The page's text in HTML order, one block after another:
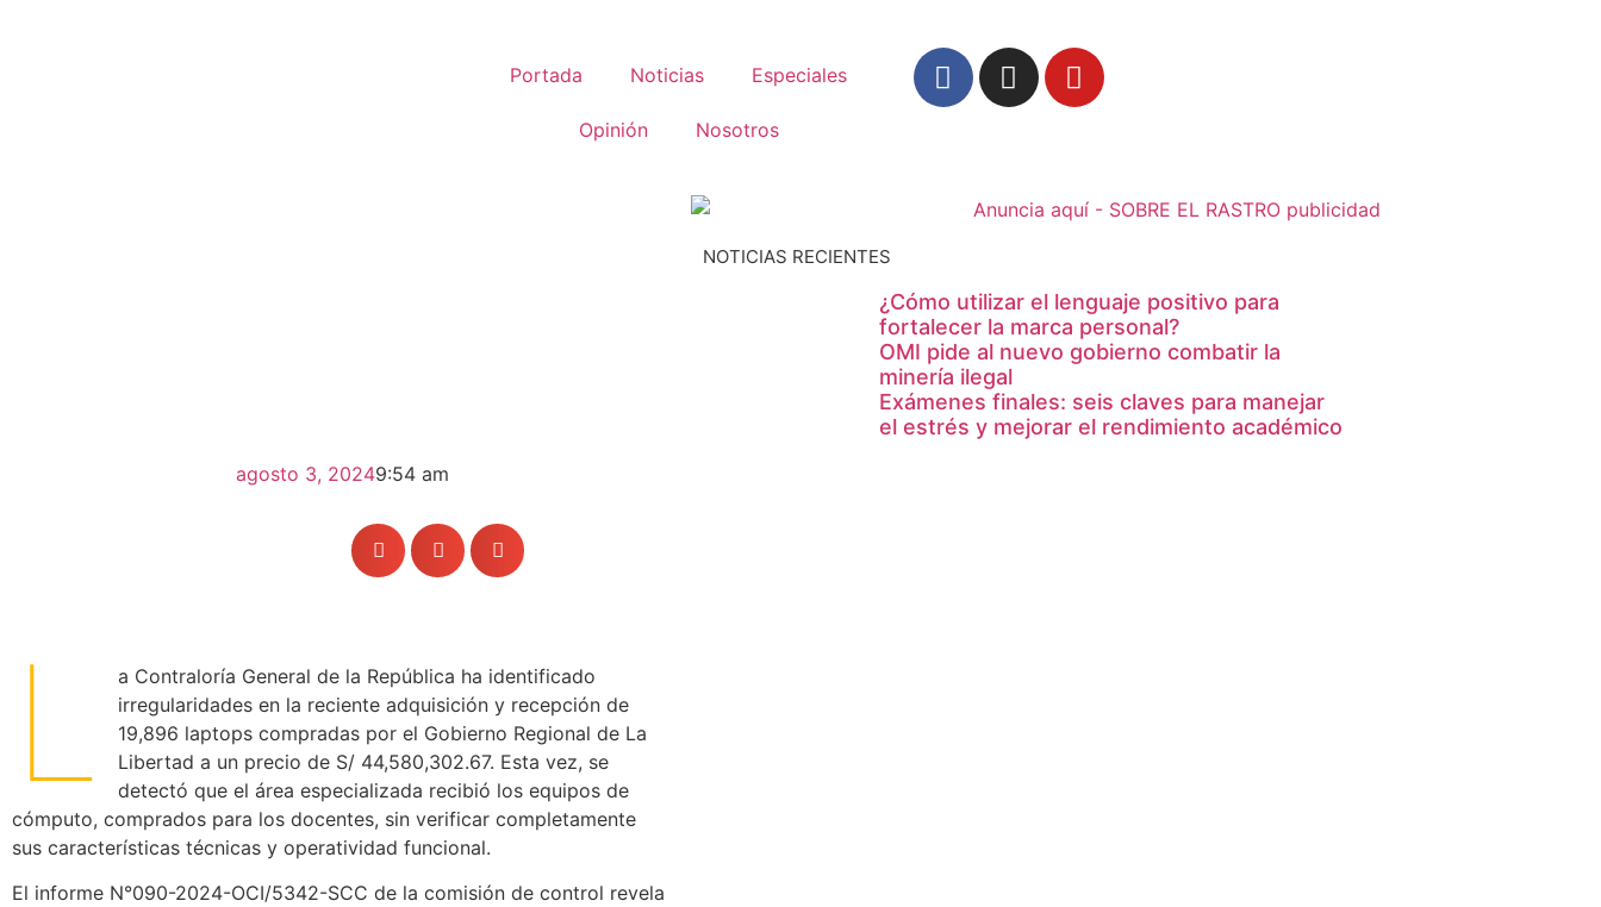
Portada Noticias Especiales
Opinión Nosotros
agosto 3, 20249:54 am
L
a Contraloría General de la República ha identificado
irregularidades en la reciente adquisición y recepción de
19,896 laptops compradas por el Gobierno Regional de La
Libertad a un precio de S/ 44,580,302.67. Esta vez, se
detectó que el área especializada recibió los equipos de
cómputo, comprados para los docentes, sin verificar completamente
sus características técnicas y operatividad funcional.
El informe N°090-2024-OCI/5342-SCC de la comisión de control revela
NOTICIAS RECIENTES
¿Cómo utilizar el lenguaje positivo para
fortalecer la marca personal?
OMI pide al nuevo gobierno combatir la
minería ilegal
Exámenes finales: seis claves para manejar
el estrés y mejorar el rendimiento académico